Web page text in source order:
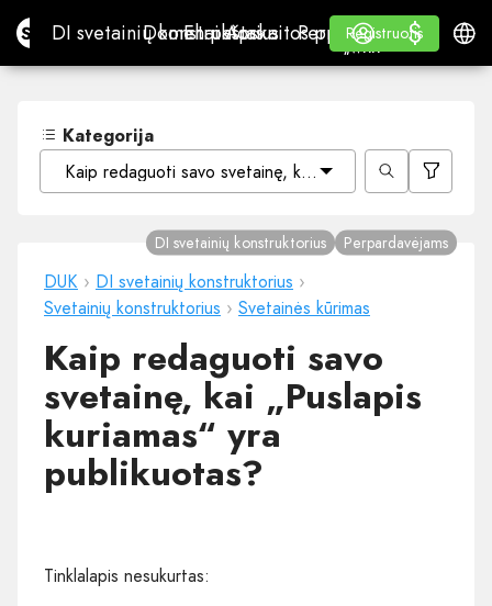
Site.proDI svetainių konstruktorius
DI svetainių konstruktorius
Domenai
DomenaiEl. paštas
El. paštasApskaitos programa
Apskaitos programa
Perpardavėjams
„WHITE LABEL“
Mokymasis
Mokymasis
Registruotis
Registruotis
Prisijungti
$
$
Kategorija
Kaip redaguoti savo svetainę, kai „Puslapis kuriamas“
DUK › DI svetainių konstruktorius ›
Svetainių konstruktorius › Svetainės kūrimas
DI svetainių konstruktorius Perpardavėjams
Kaip redaguoti savo
svetainę, kai „Puslapis
kuriamas“ yra
publikuotas?
Tinklalapis nesukurtas: